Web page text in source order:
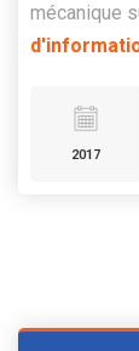
mécanique
2017